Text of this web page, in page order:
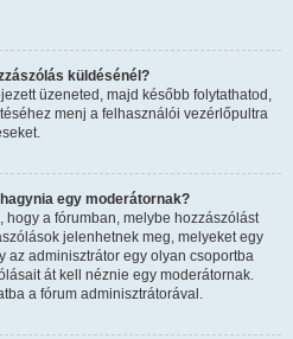
küldésénél?
üzeneted, majd később folytathatod,
menj a felhasználói vezérlőpultra
egy moderátornak?
hogy a fórumban, melybe hozzászólást
jelenhetnek meg, melyeket egy
az adminisztrátor egy olyan csoportba
át kell néznie egy moderátornak.
a fórum adminisztrátorával.